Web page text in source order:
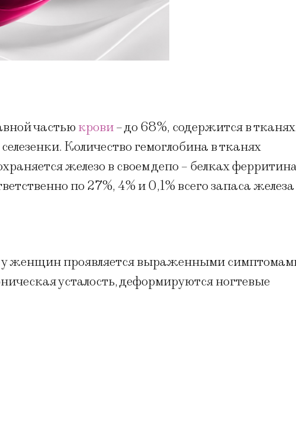
частью крови– до 68%, содержится в тканях
Количество гемоглобина в тканях
железо в своем депо – белках
по 27%, 4% и 0,1% всего запаса
у женщин проявляется выраженными
усталость, деформируются ногтевые